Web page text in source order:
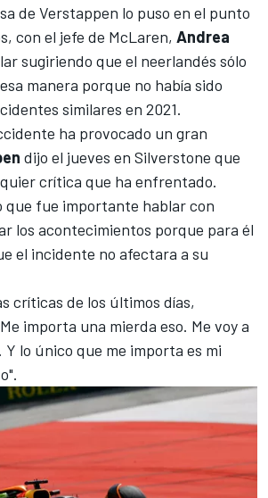
de Verstappen lo puso en el punto
con el jefe de McLaren, Andrea
sugiriendo que el neerlandés sólo
manera porque no había sido
similares en 2021.
ha provocado un gran
dijo el jueves en Silverstone que
crítica que ha enfrentado.
que fue importante hablar con
los acontecimientos porque para él
el incidente no afectara a su
críticas de los últimos días,
importa una mierda eso. Me voy a
Y lo único que me importa es mi